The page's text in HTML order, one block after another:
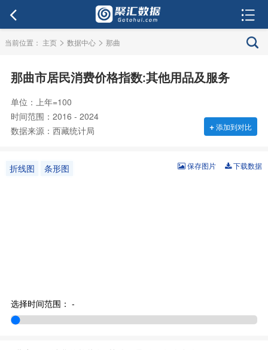
当前位置： 主页 > 数据中心 > 那曲
那曲市居民消费价格指数:其他用品及服务
单位：上年=100
时间范围：2016 - 2024
数据来源：西藏统计局
+添加到对比
折线图 条形图 下载数据
保存图片
选择时间范围： -